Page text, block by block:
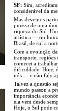
SF: Sim,
considerável da
Mas devemos
pureza de uma
riqueza do Sul.
artística — ou
Brasil, de sul a
Com a evolução
transporte, regiões
comecei a
dificuldade. Hoje,
nós — e não falo
Talvez a questão
mundo passou a
importância
ela vem desde
Hoje, o Sul pode